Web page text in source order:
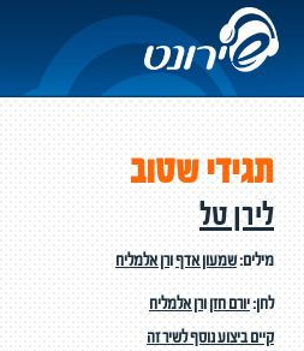
תגידי שטוב
לירן טל
מילים:שמעון אדףורן אלמליח
לחן:יורם חזןורן אלמליח
קיים ביצוע נוסף לשיר זה